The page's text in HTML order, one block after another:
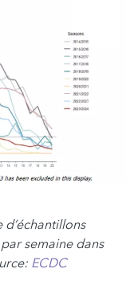
semaine dans
ECDC